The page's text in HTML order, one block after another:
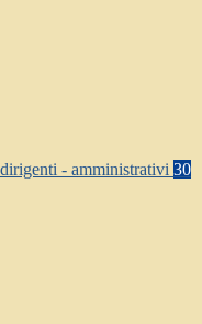
- amministrativi 30